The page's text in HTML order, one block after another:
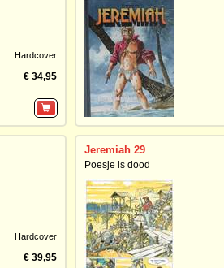
Hardcover
€ 34,95
Hardcover
€ 39,95
Jeremiah 29
Poesje is dood